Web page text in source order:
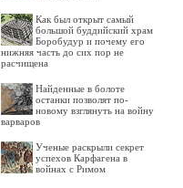
Как был открыт самый
большой буддийский храм
Боробудур и почему его
нижняя часть до сих пор не
расчищена
Найденные в болоте
останки позволят по-
новому взглянуть на войну
варваров
Ученые раскрыли секрет
успехов Карфагена в
войнах с Римом